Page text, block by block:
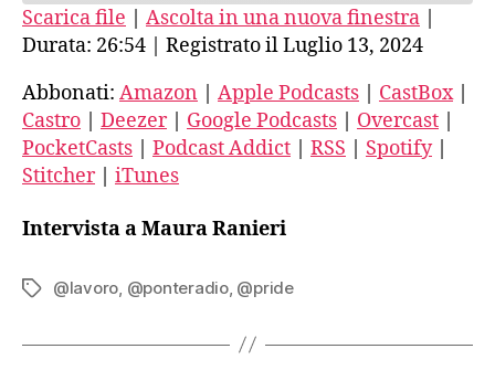
Amazon Apple Podcasts
CastBox Castro
Deezer Google Podcasts
Overcast PocketCasts
Podcast Addict
RSS FEED
SHARE
LINK
EMBED
Scarica file Ascolta in una nuova finestra
Durata: 26:54
Registrato il Luglio 13, 2024
Abbonati: Amazon Apple Podcasts CastBox|
Castro
Deezer| Google Podcasts Overcast
PocketCasts
Podcast Addict RSS Spotify|
Stitcher| iTunes
Intervista a Maura Ranieri
Tag @lavoro @ponteradio, @pride